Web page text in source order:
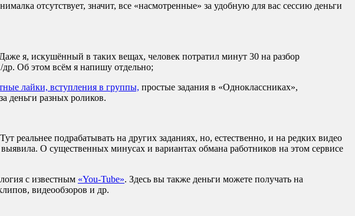
отсутствует, значит, все «насмотренные» за удобную для вас сессию деньги
я, искушённый в таких вещах, человек потратил минут 30 на разбор
Об этом всём я напишу отдельно;
лайки, вступления в группы, простые задания в «Одноклассниках»,
деньги разных роликов.
реальнее подрабатывать на других заданиях, но, естественно, и на редких видео
О существенных минусах и вариантах обмана работников на этом сервисе
с известным «You-Tube». Здесь вы также деньги можете получать на
видеообзоров и др.